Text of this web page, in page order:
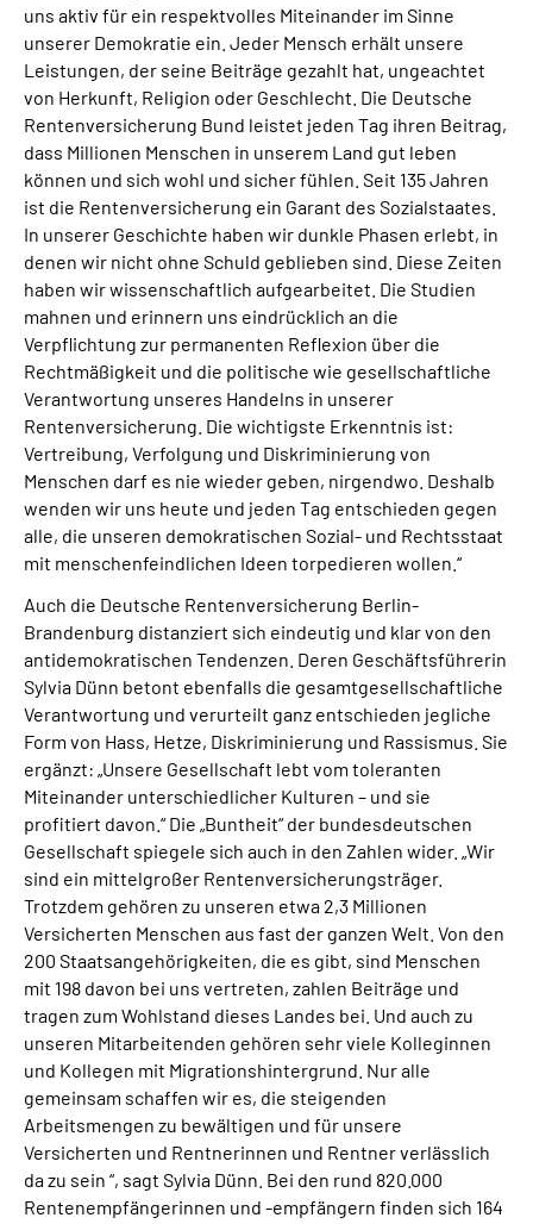
uns aktiv für ein respektvolles Miteinander im Sinne
unserer Demokratie ein. Jeder Mensch erhält unsere
Leistungen, der seine Beiträge gezahlt hat, ungeachtet
von Herkunft, Religion oder Geschlecht. Die Deutsche
Rentenversicherung Bund leistet jeden Tag ihren Beitrag,
dass Millionen Menschen in unserem Land gut leben
können und sich wohl und sicher fühlen. Seit 135 Jahren
ist die Rentenversicherung ein Garant des Sozialstaates.
In unserer Geschichte haben wir dunkle Phasen erlebt, in
denen wir nicht ohne Schuld geblieben sind. Diese Zeiten
haben wir wissenschaftlich aufgearbeitet. Die Studien
mahnen und erinnern uns eindrücklich an die
Verpflichtung zur permanenten Reflexion über die
Rechtmäßigkeit und die politische wie gesellschaftliche
Verantwortung unseres Handelns in unserer
Rentenversicherung. Die wichtigste Erkenntnis ist:
Vertreibung, Verfolgung und Diskriminierung von
Menschen darf es nie wieder geben, nirgendwo. Deshalb
wenden wir uns heute und jeden Tag entschieden gegen
alle, die unseren demokratischen Sozial- und Rechtsstaat
mit menschenfeindlichen Ideen torpedieren wollen.“
Auch die Deutsche Rentenversicherung Berlin-
Brandenburg distanziert sich eindeutig und klar von den
antidemokratischen Tendenzen. Deren Geschäftsführerin
Sylvia Dünn betont ebenfalls die gesamtgesellschaftliche
Verantwortung und verurteilt ganz entschieden jegliche
Form von Hass, Hetze, Diskriminierung und Rassismus. Sie
ergänzt: „Unsere Gesellschaft lebt vom toleranten
Miteinander unterschiedlicher Kulturen – und sie
profitiert davon.“ Die „Buntheit“ der bundesdeutschen
Gesellschaft spiegele sich auch in den Zahlen wider. „Wir
sind ein mittelgroßer Rentenversicherungsträger.
Trotzdem gehören zu unseren etwa 2,3 Millionen
Versicherten Menschen aus fast der ganzen Welt. Von den
200 Staatsangehörigkeiten, die es gibt, sind Menschen
mit 198 davon bei uns vertreten, zahlen Beiträge und
tragen zum Wohlstand dieses Landes bei. Und auch zu
unseren Mitarbeitenden gehören sehr viele Kolleginnen
und Kollegen mit Migrationshintergrund. Nur alle
gemeinsam schaffen wir es, die steigenden
Arbeitsmengen zu bewältigen und für unsere
Versicherten und Rentnerinnen und Rentner verlässlich
da zu sein “, sagt Sylvia Dünn. Bei den rund 820.000
Rentenempfängerinnen und -empfängern finden sich 164